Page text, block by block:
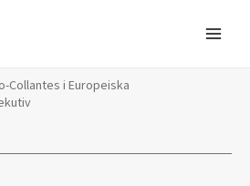
Collantes i Europeiska